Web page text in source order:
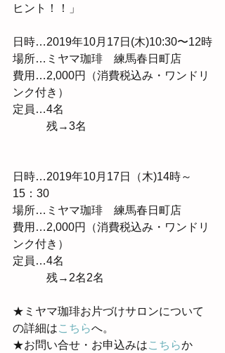
ヒント！！」
日時…2019年10月17日(木)10:30〜12時
場所…ミヤマ珈琲　練馬春日町店
費用…2,000円（消費税込み・ワンドリ
ンク付き）
定員…4名
残→3名
日時…2019年10月17日（木)14時～
15：30
場所…ミヤマ珈琲　練馬春日町店
費用…2,000円（消費税込み・ワンドリ
ンク付き）
定員…4名
残→2名2名
★ミヤマ珈琲お片づけサロンについて
の詳細はこちらへ。
★お問い合せ・お申込みはこちらか